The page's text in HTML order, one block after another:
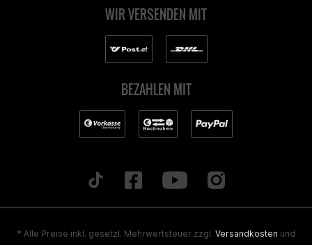
WIR VERSENDEN MIT
BEZAHLEN MIT
* Alle Preise inkl. gesetzl. Mehrwertsteuer zzgl. Versandkosten und